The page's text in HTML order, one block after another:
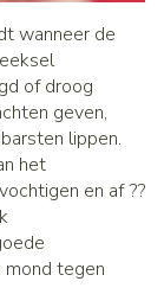
wanneer de
of droog
geven,
lippen.
het
en af ??
mond tegen